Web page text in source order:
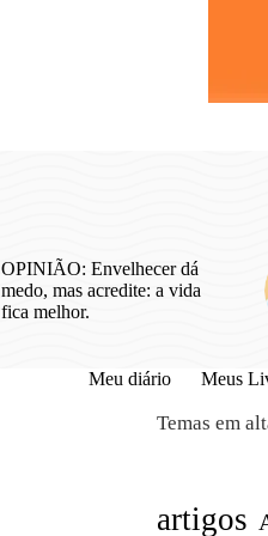
OPINIÃO: Envelhecer dá
medo, mas acredite: a vida
fica melhor.
Meu diário Meus
Temas em
artigos